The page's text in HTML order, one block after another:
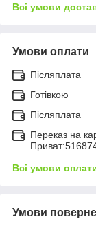
Всі умови
Умови оплати
Післяплата
Готівкою
Післяплата
Переказ на
Всі умови
Умови